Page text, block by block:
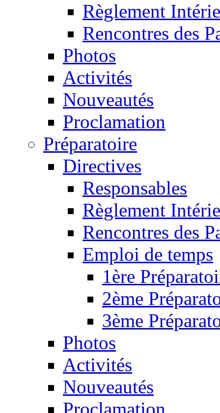
Règlement
Rencontres des
Photos
Activités
Nouveautés
Proclamation
Préparatoire
Directives
Responsables
Règlement
Rencontres des
Emploi de temps
1ère
2ème
3ème
Photos
Activités
Nouveautés